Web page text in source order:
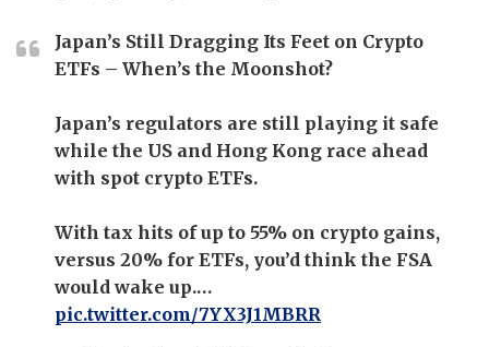
Japan’s Still Dragging Its Feet on Crypto
ETFs – When’s the Moonshot?
Japan’s regulators are still playing it safe
while the US and Hong Kong race ahead
with spot crypto ETFs.
With tax hits of up to 55% on crypto gains,
versus 20% for ETFs, you’d think the FSA
would wake up.…
pic.twitter.com/7YX3J1MBRR